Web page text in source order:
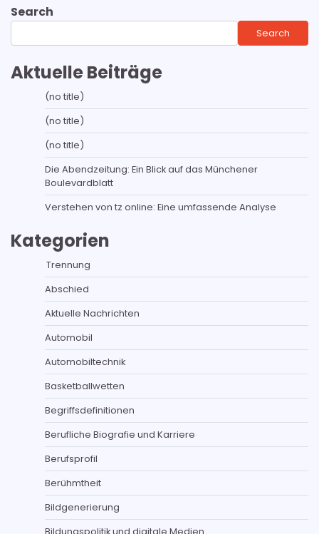
Search
Search
Aktuelle Beiträge
(no title)
(no title)
(no title)
Die Abendzeitung: Ein Blick auf das Münchener
Boulevardblatt
Verstehen von tz online: Eine umfassende Analyse
Kategorien
Trennung
Abschied
Aktuelle Nachrichten
Automobil
Automobiltechnik
Basketballwetten
Begriffsdefinitionen
Berufliche Biografie und Karriere
Berufsprofil
Berühmtheit
Bildgenerierung